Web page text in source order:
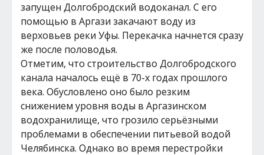
запущен Долгобродский водоканал. С его
помощью в Аргази закачают воду из
верховьев реки Уфы. Перекачка начнется сразу
же после половодья.
Отметим, что строительство Долгобродского
канала началось ещё в 70-х годах прошлого
века. Обусловлено оно было резким
снижением уровня воды в Аргазинском
водохранилище, что грозило серьёзными
проблемами в обеспечении питьевой водой
Челябинска. Однако во время перестройки